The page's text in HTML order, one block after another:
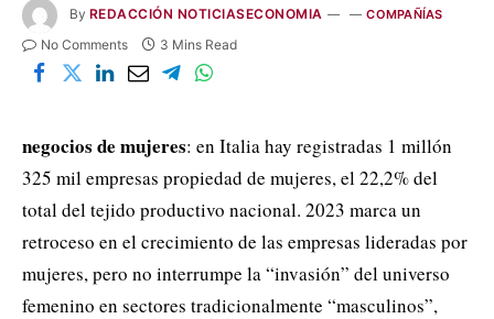
By REDACCIÓN NOTICIASECONOMIA COMPAÑÍAS
No Comments 3 Mins Read
negocios de mujeres: en Italia hay registradas 1 millón
325 mil empresas propiedad de mujeres, el 22,2% del
total del tejido productivo nacional. 2023 marca un
retroceso en el crecimiento de las empresas lideradas por
mujeres, pero no interrumpe la “invasión” del universo
femenino en sectores tradicionalmente “masculinos”,